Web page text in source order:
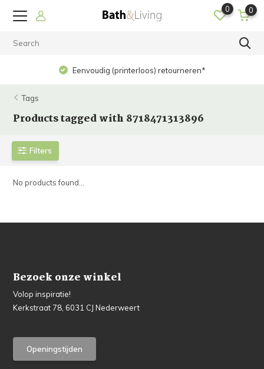
0 0
Eenvoudig (printerloos) retourneren*
Tags
Products tagged with 8718471313896
Filters
No products found...
Bezoek onze winkel
Volop inspiratie!
Kerkstraat 78, 6031 CJ Nederweert
Openingstijden